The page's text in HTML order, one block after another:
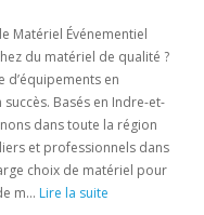
Matériel Événementiel
du matériel de qualité ?
d’équipements en
Basés en Indre-et-
dans toute la région
et professionnels dans
choix de matériel pour
m... Lire la suite